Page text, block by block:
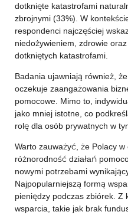
dotknięte katastrofami
zbrojnymi (33%). W
respondenci najczęściej
niedożywieniem, zdrowie
dotkniętych katastrofami.
Badania ujawniają również,
oczekuje zaangażowania
pomocowe. Mimo to,
jako mniej istotne, co
rolę dla osób prywatnych w
Warto zauważyć, że Polacy
różnorodność działań
nowymi potrzebami
Najpopularniejszą formą
pieniędzy podczas zbiórek. Z
wsparcia, takie jak brak